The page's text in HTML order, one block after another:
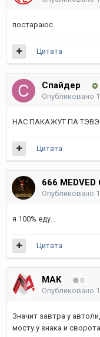
постараюс
Цитата
Спайдер
Опубликовано
НАС ПАКАЖУТ ПА
Цитата
666 MEDVED
Опубликовано
я 100% еду...
Цитата
MAK 0
Опубликовано
Значит завтра у
мосту у знака и